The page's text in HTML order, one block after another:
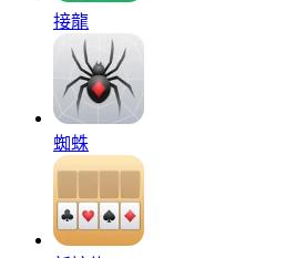
接龍
蜘蛛